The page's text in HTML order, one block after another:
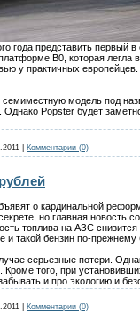
года представить первый
В0, которая
у практичных европейцев.
модель под
Popster будет
Комментарии (0)
о кардинальной
но главная новость
топлива на АЗС
такой бензин по-прежнему
серьезные потери.
того, при
и про экологию и
Комментарии (0)